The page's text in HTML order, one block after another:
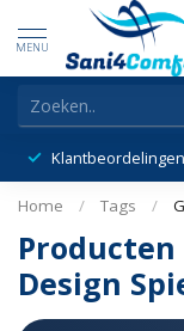
MENU
Klantbeordelingen
Home / Tags /
Design